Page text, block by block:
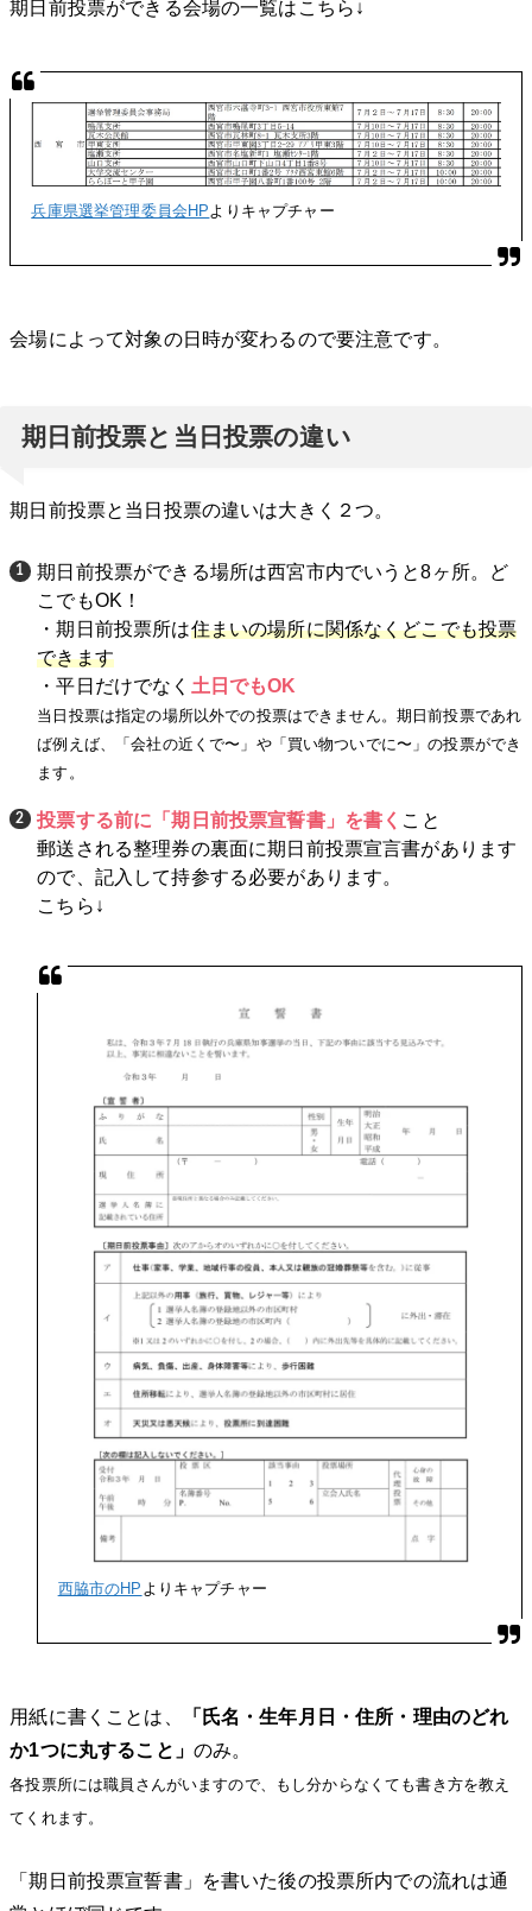
期日前投票ができる会場の一覧はこちら↓
兵庫県選挙管理委員会HP よりキャプチャー
会場によって対象の日時が変わるので要注意です。
期日前投票と当日投票の違い
期日前投票と当日投票の違いは大きく２つ。
期日前投票ができる場所は西宮市内でいうと8ヶ所。ど
こでもOK！
・期日前投票所は住まいの場所に関係なくどこでも投票
できます
・平日だけでなく 土日でもOK
当日投票は指定の場所以外での投票はできません。期日前投票であれ
ば例えば、「会社の近くで〜」や「買い物ついでに〜」の投票ができ
ます。
投票する前に「期日前投票宣誓書」を書く こと
郵送される整理券の裏面に期日前投票宣言書があります
ので、記入して持参する必要があります。
こちら↓
西脇市のHP よりキャプチャー
用紙に書くことは、
「氏名・生年月日・住所・理由のどれ
か1つに丸すること」 のみ。
各投票所には職員さんがいますので、もし分からなくても書き方を教え
てくれます。
「期日前投票宣誓書」を書いた後の投票所内での流れは通